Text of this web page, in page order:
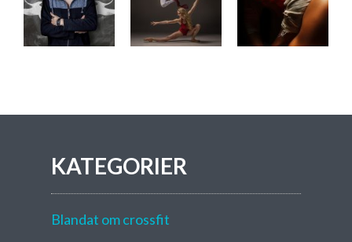
KATEGORIER
Blandat om crossfit